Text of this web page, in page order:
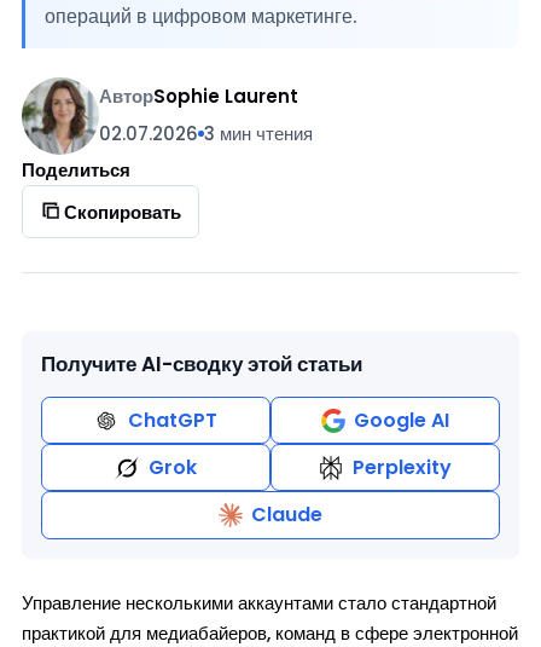
операций в цифровом маркетинге.
АвторSophie Laurent
02.07.2026 3 мин чтения
Поделиться
Скопировать
Получите AI-сводку этой статьи
ChatGPT
Google AI
Grok
Perplexity
Claude
Управление несколькими аккаунтами стало стандартной
практикой для медиабайеров, команд в сфере электронной